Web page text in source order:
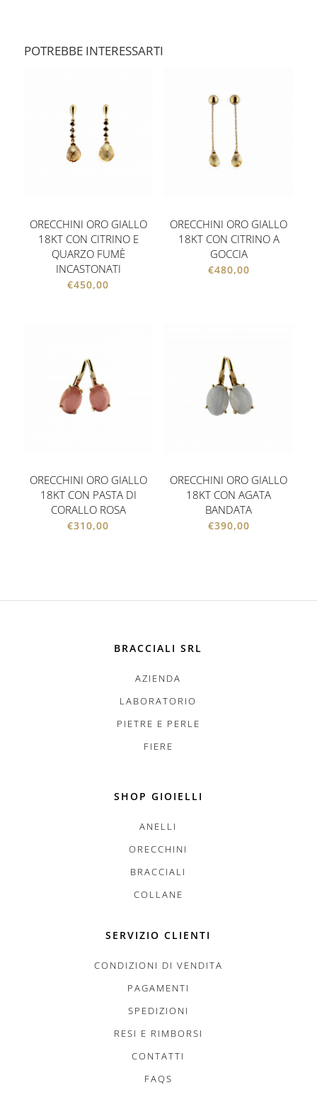
POTREBBE INTERESSARTI
ORECCHINI ORO GIALLO
18KT CON CITRINO E
QUARZO FUMÈ
INCASTONATI
€450,00
ORECCHINI ORO GIALLO
18KT CON CITRINO A
GOCCIA
€480,00
ORECCHINI ORO GIALLO
18KT CON PASTA DI
CORALLO ROSA
€310,00
ORECCHINI ORO GIALLO
18KT CON AGATA
BANDATA
€390,00
BRACCIALI SRL
AZIENDA
LABORATORIO
PIETRE E PERLE
FIERE
SHOP GIOIELLI
ANELLI
ORECCHINI
BRACCIALI
COLLANE
SERVIZIO CLIENTI
CONDIZIONI DI VENDITA
PAGAMENTI
SPEDIZIONI
RESI E RIMBORSI
CONTATTI
FAQS